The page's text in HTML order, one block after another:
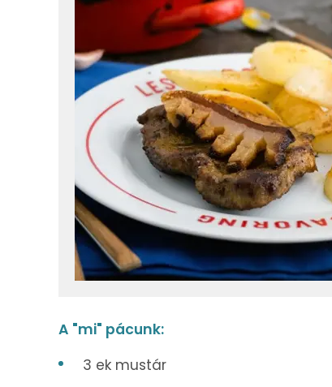
A "mi" pácunk:
3 ek mustár